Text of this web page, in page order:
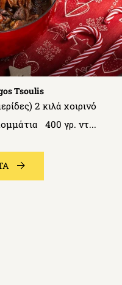
Tsoulis
2 κιλά χοιρινό
400 γρ. ντ...